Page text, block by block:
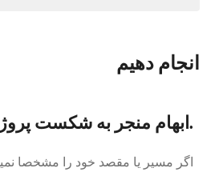
انجام دهیم
ابهام منجر به شکست پروژه می شود.
اگر مسیر یا مقصد خود را مشخصا